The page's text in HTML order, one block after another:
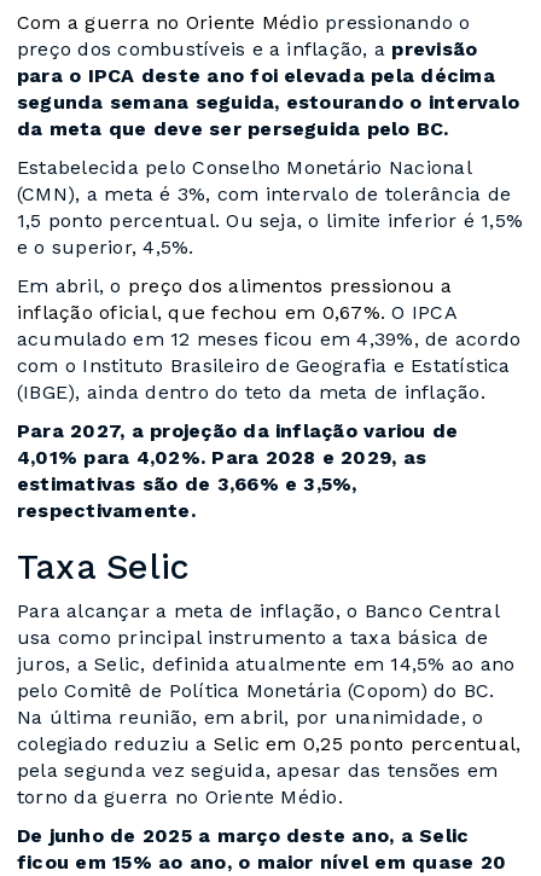
Com a guerra no Oriente Médio pressionando o
preço dos combustíveis e a inflação, a previsão
para o IPCA deste ano foi elevada pela décima
segunda semana seguida, estourando o intervalo
da meta que deve ser perseguida pelo BC.
Estabelecida pelo Conselho Monetário Nacional
(CMN), a meta é 3%, com intervalo de tolerância de
1,5 ponto percentual. Ou seja, o limite inferior é 1,5%
e o superior, 4,5%.
Em abril, o preço dos alimentos pressionou a
inflação oficial, que fechou em 0,67%. O IPCA
acumulado em 12 meses ficou em 4,39%, de acordo
com o Instituto Brasileiro de Geografia e Estatística
(IBGE), ainda dentro do teto da meta de inflação.
Para 2027, a projeção da inflação variou de
4,01% para 4,02%. Para 2028 e 2029, as
estimativas são de 3,66% e 3,5%,
respectivamente.
Taxa Selic
Para alcançar a meta de inflação, o Banco Central
usa como principal instrumento a taxa básica de
juros, a Selic, definida atualmente em 14,5% ao ano
pelo Comitê de Política Monetária (Copom) do BC.
Na última reunião, em abril, por unanimidade, o
colegiado reduziu a Selic em 0,25 ponto percentual,
pela segunda vez seguida, apesar das tensões em
torno da guerra no Oriente Médio.
De junho de 2025 a março deste ano, a Selic
ficou em 15% ao ano, o maior nível em quase 20